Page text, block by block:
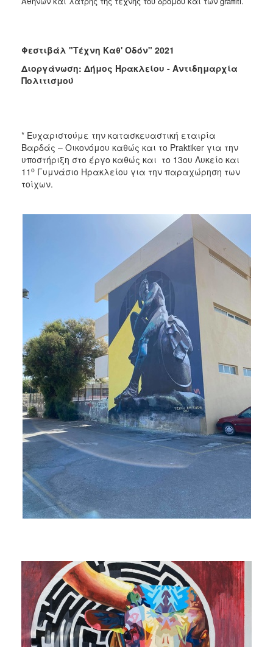
Φεστιβάλ "Τέχνη Καθ' Οδόν" 2021
Διοργάνωση: Δήμος Ηρακλείου - Αντιδημαρχία
Πολιτισμού
* Ευχαριστούμε την κατασκευαστική εταιρία
Βαρδάς – Οικονόμου καθώς και το Praktiker για την
υποστήριξη στο έργο καθώς και το 13ου Λυκείο και
11 ο Γυμνάσιο Ηρακλείου για την παραχώρηση των
τοίχων.